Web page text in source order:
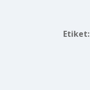
Etiket: